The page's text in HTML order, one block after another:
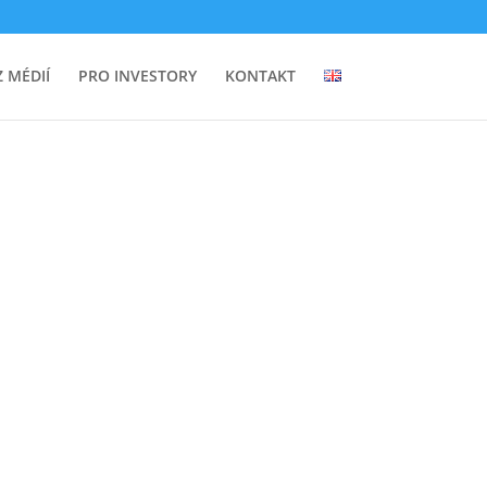
MÉDIÍ PRO INVESTORY KONTAKT